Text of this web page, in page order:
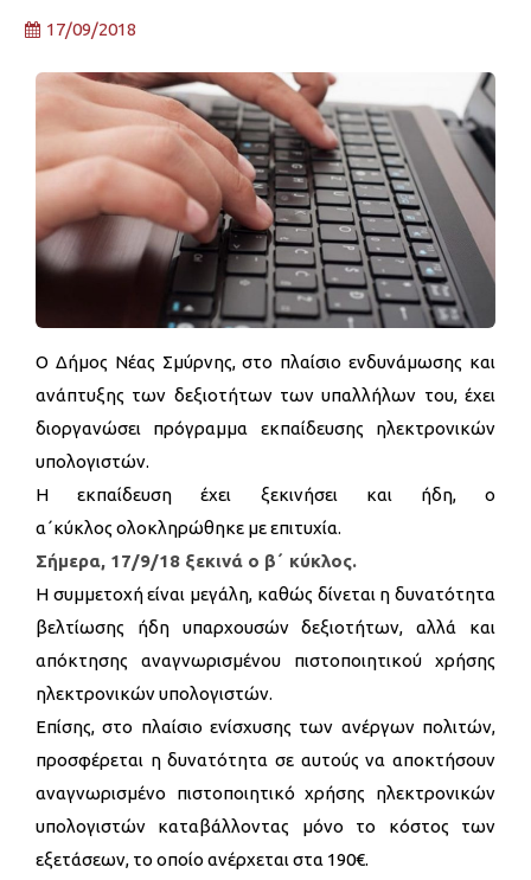
17/09/2018
Ο Δήμος Νέας Σμύρνης, στo πλαίσιo ενδυνάμωσης και
ανάπτυξης των δεξιοτήτων των υπαλλήλων του, έχει
διοργανώσει πρόγραμμα εκπαίδευσης ηλεκτρονικών
υπολογιστών.
Η εκπαίδευση έχει ξεκινήσει και ήδη, ο
α΄κύκλος ολοκληρώθηκε με επιτυχία.
Σήμερα, 17/9/18 ξεκινά ο β΄ κύκλος.
Η συμμετοχή είναι μεγάλη, καθώς δίνεται η δυνατότητα
βελτίωσης ήδη υπαρχουσών δεξιοτήτων, αλλά και
απόκτησης αναγνωρισμένου πιστοποιητικού χρήσης
ηλεκτρονικών υπολογιστών.
Επίσης, στo πλαίσιo ενίσχυσης των ανέργων πολιτών,
προσφέρεται η δυνατότητα σε αυτούς να αποκτήσουν
αναγνωρισμένο πιστοποιητικό χρήσης ηλεκτρονικών
υπολογιστών καταβάλλοντας μόνο το κόστος των
εξετάσεων, το οποίο ανέρχεται στα 190€.